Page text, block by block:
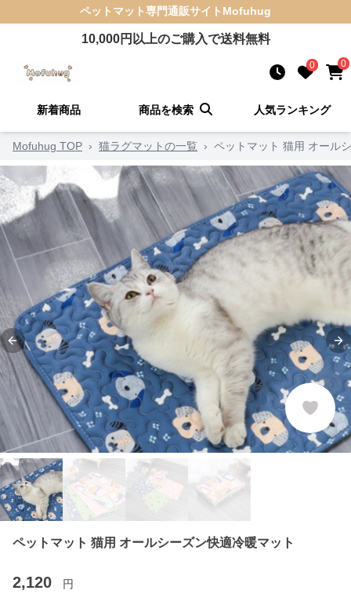
ペットマット専門通販サイト Mofuhug
10,000円以上のご購入で送料無料
0 0
新着商品 商品を検索 人気ランキング
Mofuhug TOP › 猫ラグマットの一覧 › ペットマット 猫用 オール
Previous slide
ペットマット 猫用 オールシーズン快適冷暖マット
2,120 円